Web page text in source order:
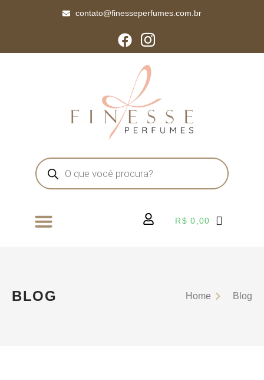
contato@finesseperfumes.com.br
R$ 0,00
BLOG Home Blog